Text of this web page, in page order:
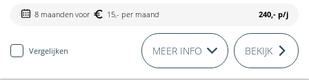
8 maanden voor 15,- per maand 240,- p/j
Vergelijken MEER INFO BEKIJK